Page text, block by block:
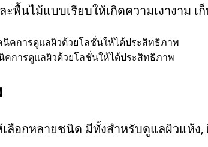
นไม้แบบเรียบให้เกิดความเงางาม
คการดูแลผิวด้วยโลชั่นให้ได้ประสิทธิภาพ
ลือกหลายชนิด มีทั้งสำหรับดูแลผิวแห้